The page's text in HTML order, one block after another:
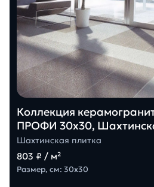
Коллекция
ПРОФИ 30х30,
Шахтинская плитка
803 ₽ / м²
Размер, см: 30х30